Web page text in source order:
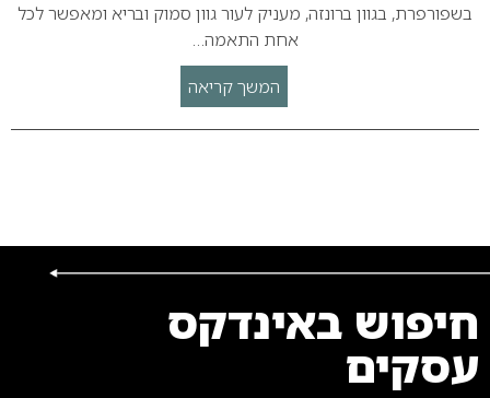
בשפורפרת, בגוון ברונזה, מעניק לעור גוון סמוק ובריא ומאפשר לכל
אחת התאמה…
המשך קריאה
חיפוש באינדקס
עסקים